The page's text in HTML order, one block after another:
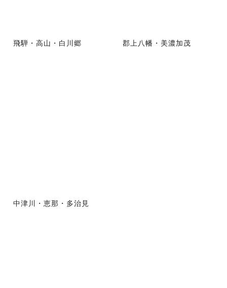
飛騨・高山・白川郷 郡上八幡・美濃加茂
中津川・恵那・多治見